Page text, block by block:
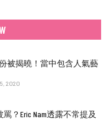
被揭曉！當中包含人氣藝
2020
？Eric Nam透露不常提及